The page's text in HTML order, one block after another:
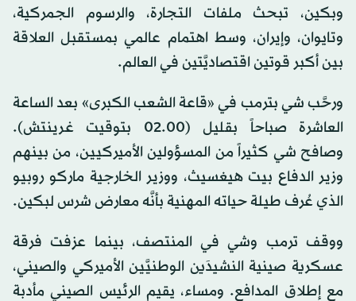
وبكين، تبحث ملفات التجارة، والرسوم الجمركية،
وتايوان، وإيران، وسط اهتمام عالمي بمستقبل العلاقة
بين أكبر قوتين اقتصاديَّتين في العالم.
ورحَّب شي بترمب في «قاعة الشعب الكبرى» بعد الساعة
العاشرة صباحاً بقليل (02.00 بتوقيت غرينتش).
وصافح شي كثيراً من المسؤولين الأميركيين، من بينهم
وزير الدفاع بيت هيغسيث، ووزير الخارجية ماركو روبيو
الذي عُرف طيلة حياته المهنية بأنَّه معارض شرس لبكين.
ووقف ترمب وشي في المنتصف، بينما عزفت فرقة
عسكرية صينية النشيدَين الوطنيَّين الأميركي والصيني،
مع إطلاق المدافع. ومساء، يقيم الرئيس الصيني مأدبة